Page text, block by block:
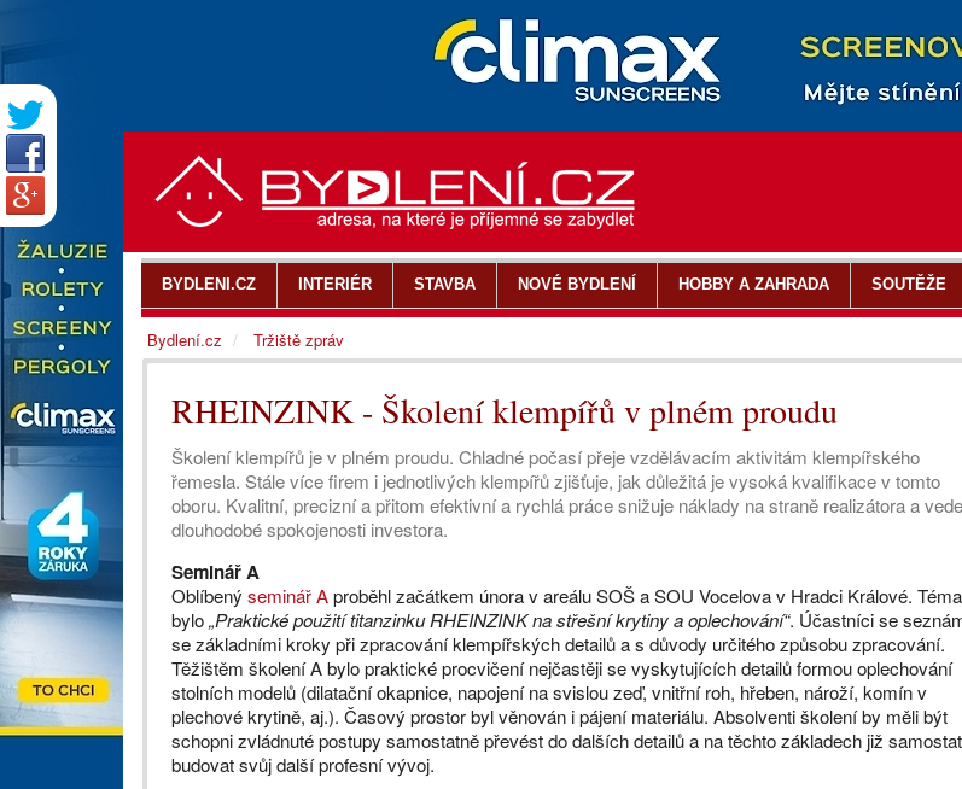
RHEINZINK - Školení klempířů v plném proudu
Školení klempířů je v plném proudu. Chladné počasí přeje vzdělávacím aktivitám klempířského
řemesla. Stále více firem i jednotlivých klempířů zjišťuje, jak důležitá je vysoká kvalifikace v tomto
oboru. Kvalitní, precizní a přitom efektivní a rychlá práce snižuje náklady na straně realizátora a
dlouhodobé spokojenosti investora.
Seminář A
Oblíbený seminář Aproběhl začátkem února v areálu SOŠ a SOU Vocelova v Hradci Králové.
bylo„Praktické použití titanzinku RHEINZINK na střešní krytiny a oplechování“. Účastníci se
se základními kroky při zpracování klempířských detailů a s důvody určitého způsobu zpracování.
Těžištěm školení A bylo praktické procvičení nejčastěji se vyskytujících detailů formou oplechování
stolních modelů (dilatační okapnice, napojení na svislou zeď, vnitřní roh, hřeben, nároží, komín v
plechové krytině, aj.). Časový prostor byl věnován i pájení materiálu. Absolventi školení by měli být
schopni zvládnuté postupy samostatně převést do dalších detailů a na těchto základech již
budovat svůj další profesní vývoj.
BYDLENI.CZ INTERIÉR STAVBA NOVÉ BYDLENÍ HOBBY A ZAHRADA SOUTĚŽE
Bydlení.cz Tržiště zpráv